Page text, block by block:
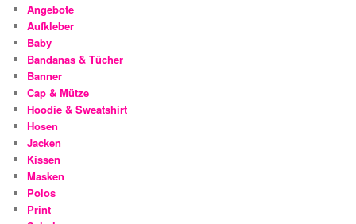
Angebote
Aufkleber
Baby
Bandanas & Tücher
Banner
Cap & Mütze
Hoodie & Sweatshirt
Hosen
Jacken
Kissen
Masken
Polos
Print